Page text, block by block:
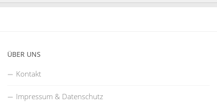
ÜBER UNS
Kontakt
Impressum & Datenschutz